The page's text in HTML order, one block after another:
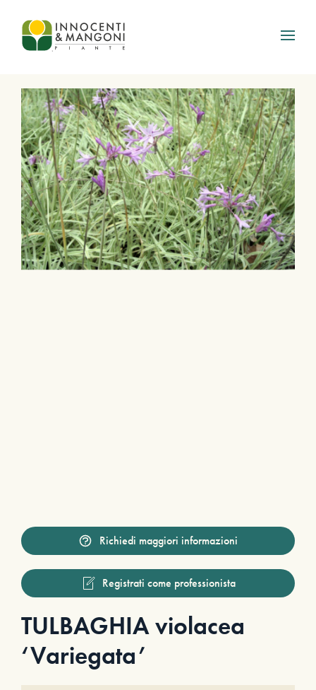
Skip to main content
Richiedi maggiori informazioni
Registrati come professionista
TULBAGHIA violacea
‘Variegata’